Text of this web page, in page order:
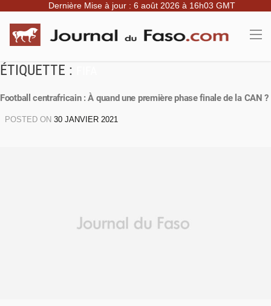
Dernière Mise à jour : 6 août 2026 à 16h03 GMT
ÉTIQUETTE :
Football centrafricain : À quand une première phase finale de la CAN ?
POSTED ON 30 JANVIER 2021